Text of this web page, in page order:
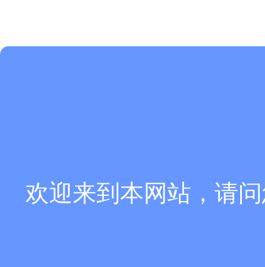
欢迎来到本网站，请